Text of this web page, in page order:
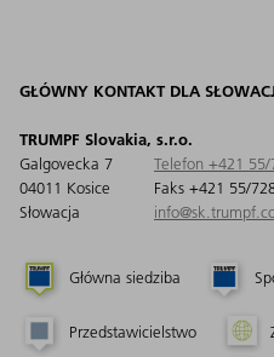
GŁÓWNY KONTAKT DLA
TRUMPF Slovakia, s.r.o.
Galgovecka 7
04011 Kosice
Słowacja
Telefon +421
Faks +421 55/
Główna siedziba
Przedstawicielstwo